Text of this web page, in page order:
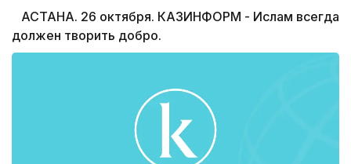
АСТАНА. 26 октября. КАЗИНФОРМ - Ислам всегда
должен творить добро.